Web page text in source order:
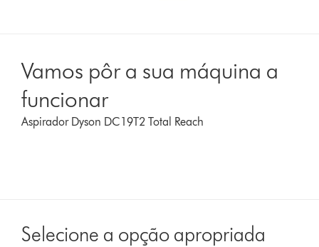
Vamos pôr a sua máquina a
funcionar
Aspirador Dyson DC19T2 Total Reach
Selecione a opção apropriada